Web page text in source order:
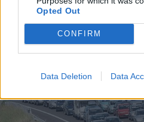
Opted Out
CONFIRM
Data Deletion Data
ALTRE NOTIZIE DI